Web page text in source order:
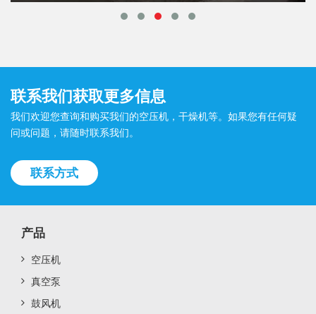
联系我们获取更多信息
我们欢迎您查询和购买我们的空压机，干燥机等。如果您有任何疑
问或问题，请随时联系我们。
联系方式
产品
空压机
真空泵
鼓风机